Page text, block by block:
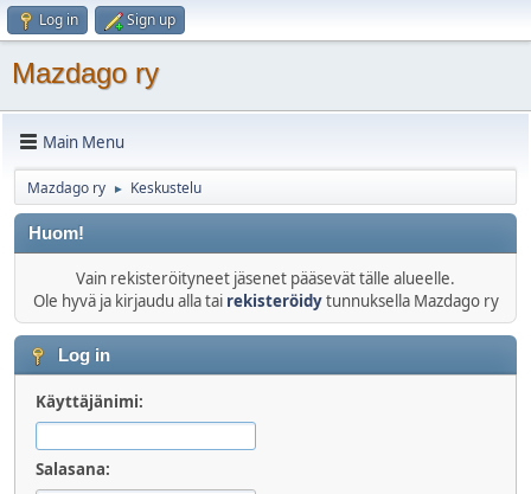
Log in Sign up
Mazdago ry
Main Menu
Mazdago ry ► Keskustelu
Huom!
Vain rekisteröityneet jäsenet pääsevät tälle alueelle.
Ole hyvä ja kirjaudu alla tai rekisteröidytunnuksella Mazdago ry
Log in
Käyttäjänimi:
Salasana: